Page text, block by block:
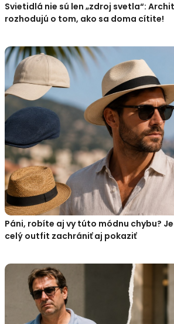
Svietidlá nie sú len „zdroj svetla“:
rozhodujú o tom, ako sa doma cítite!
Páni, robíte aj vy túto módnu chybu?
celý outfit zachrániť aj pokaziť